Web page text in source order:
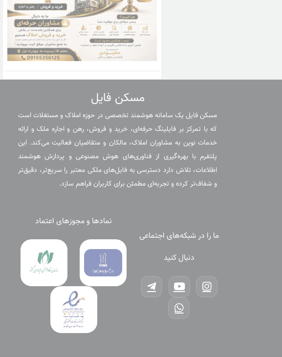
مسکن فایل
مسکن فایل یک سامانه هوشمند تخصصی در حوزه املاک و مستغلات است
که با تمرکز بر فایلینگ حرفه‌ای، خرید و فروش، رهن و اجاره ملک و ارائه
خدمات نوین به مشاوران املاک، مالکان و متقاضیان فعالیت می‌کند. این
پلتفرم با بهره‌گیری از فناوری‌های هوش مصنوعی و پردازش هوشمند
اطلاعات، تلاش دارد دسترسی به فایل‌های ملکی معتبر را سریع‌تر، دقیق‌تر
و شفاف‌تر کرده و تجربه‌ای مطمئن برای کاربران فراهم سازد.
ما را در شبکه‌های اجتماعی
دنبال کنید
نمادها و مجوزهای اعتماد